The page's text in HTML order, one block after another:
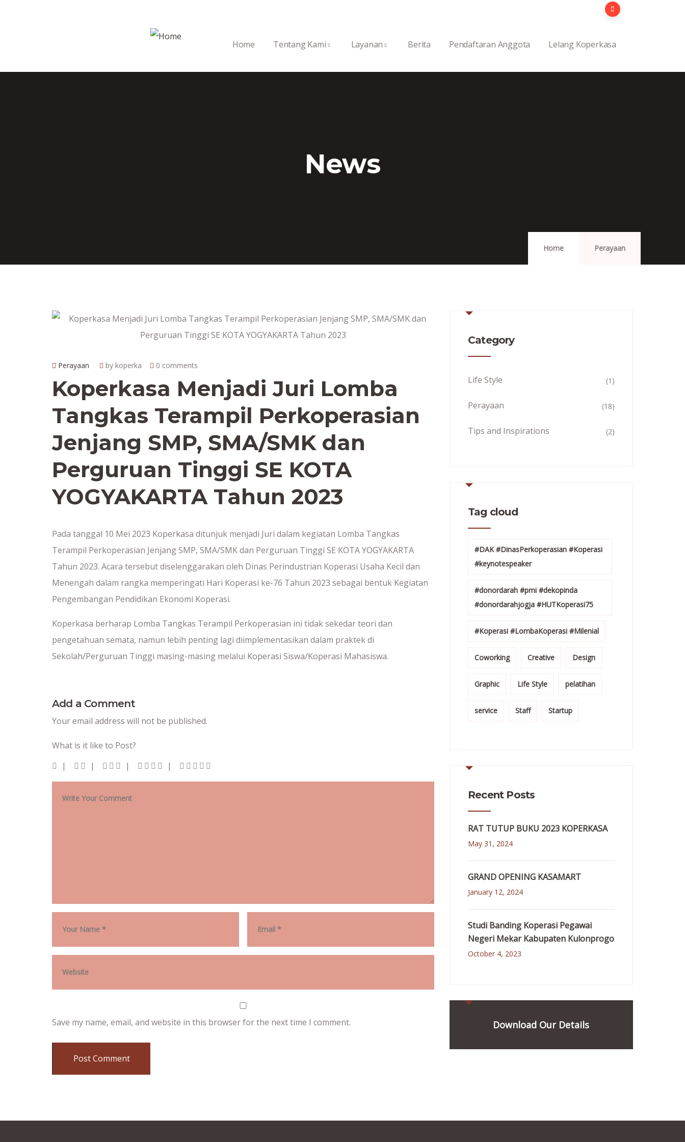
Home Tentang Kami Layanan Berita Pendaftaran Anggota Lelang Koperkasa
News
Home Perayaan
Perayaan by koperka 0 comments
Koperkasa Menjadi Juri Lomba
Tangkas Terampil Perkoperasian
Jenjang SMP, SMA/SMK dan
Perguruan Tinggi SE KOTA
YOGYAKARTA Tahun 2023
Pada tanggal 10 Mei 2023 Koperkasa ditunjuk menjadi Juri dalam kegiatan Lomba Tangkas
Terampil Perkoperasian Jenjang SMP, SMA/SMK dan Perguruan Tinggi SE KOTA YOGYAKARTA
Tahun 2023. Acara tersebut diselenggarakan oleh Dinas Perindustrian Koperasi Usaha Kecil dan
Menengah dalam rangka memperingati Hari Koperasi ke-76 Tahun 2023 sebagai bentuk Kegiatan
Pengembangan Pendidikan Ekonomi Koperasi.
Koperkasa berharap Lomba Tangkas Terampil Perkoperasian ini tidak sekedar teori dan
pengetahuan semata, namun lebih penting lagi diimplementasikan dalam praktek di
Sekolah/Perguruan Tinggi masing-masing melalui Koperasi Siswa/Koperasi Mahasiswa.
Add a Comment
Your email address will not be published.
What is it like to Post?
Save my name, email, and website in this browser for the next time I comment.
Category
Life Style (1)
Perayaan (18)
Tips and Inspirations (2)
Tag cloud
#DAK #DinasPerkoperasian #Koperasi
#keynotespeaker
#donordarah #pmi #dekopinda
#donordarahjogja #HUTKoperasi75
#Koperasi #LombaKoperasi #Milenial
Coworking Creative Design
Graphic Life Style pelatihan
service Staff Startup
Recent Posts
RAT TUTUP BUKU 2023 KOPERKASA
May 31, 2024
GRAND OPENING KASAMART
January 12, 2024
Studi Banding Koperasi Pegawai
Negeri Mekar Kabupaten Kulonprogo
October 4, 2023
Download Our Details